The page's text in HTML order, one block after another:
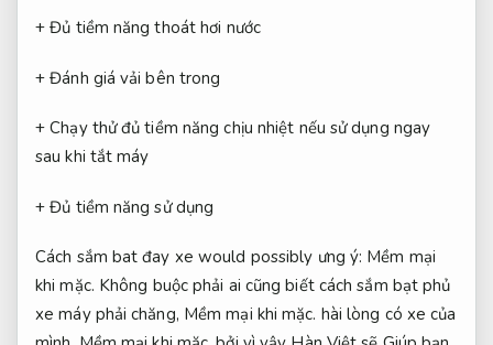
+ Đủ tiềm năng thoát hơi nước
+ Đánh giá vải bên trong
+ Chạy thử đủ tiềm năng chịu nhiệt nếu sử dụng ngay
sau khi tắt máy
+ Đủ tiềm năng sử dụng
Cách sắm bat đay xe would possibly ưng ý: Mềm mại
khi mặc. Không buộc phải ai cũng biết cách sắm bạt phủ
xe máy phải chăng, Mềm mại khi mặc. hài lòng có xe của